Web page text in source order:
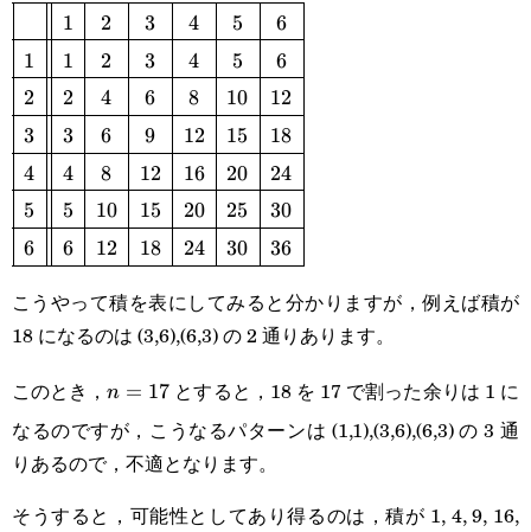
\def\arraystretch{1.5}\begin{array}
1
2
3
4
5
6
1
1
2
3
4
5
6
2
2
4
6
8
10
12
3
3
6
9
12
15
18
4
4
8
12
16
20
24
5
5
10
15
20
25
30
6
6
12
18
24
30
36
こうやって積を表にしてみると分かりますが，例えば積が
18 になるのは (3,6),(6,3) の 2 通りあります。
このとき，n=17
n = 17 とすると，18 を 17 で割った余りは 1 に
なるのですが，こうなるパターンは (1,1),(3,6),(6,3) の 3 通
りあるので，不適となります。
そうすると，可能性としてあり得るのは，積が 1, 4, 9, 16,